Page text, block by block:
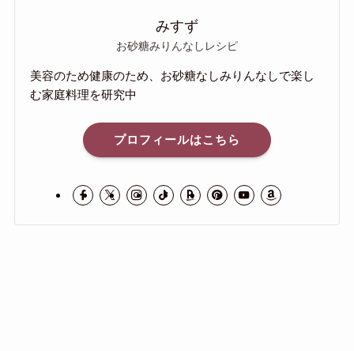
みすず
お砂糖みりんなしレシピ
美容のため健康のため、お砂糖なしみりんなしで楽し
む家庭料理を研究中
プロフィールはこちら